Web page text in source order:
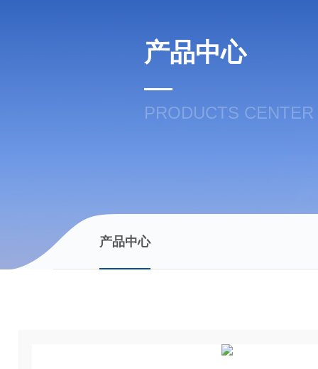
产品中心
PRODUCTS CENTER
产品中心